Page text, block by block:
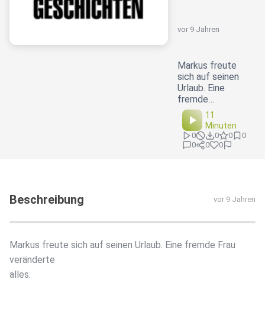
vor 9 Jahren
Markus freute
sich auf seinen
Urlaub. Eine
fremde…
11
Minuten
0 0 0
0
0
0 0
Beschreibung vor 9 Jahren
Markus freute sich auf seinen Urlaub. Eine fremde Frau
veränderte
alles.